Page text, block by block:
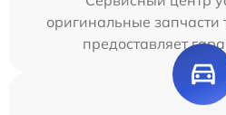
оригинальные запчасти
предоставляет